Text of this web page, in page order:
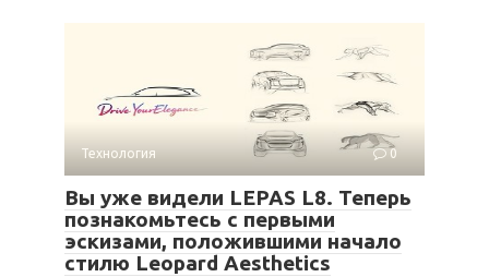
Технология 0
Вы уже видели LEPAS L8. Теперь
познакомьтесь с первыми
эскизами, положившими начало
стилю Leopard Aesthetics